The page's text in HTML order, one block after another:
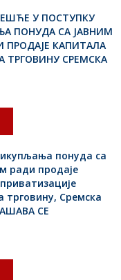
У ПОСТУПКУ
ПОНУДА СА ЈАВНИМ
КАПИТАЛА
ТРГОВИНУ СРЕМСКА
понуда са
ради продаје
Сремска
СЕ